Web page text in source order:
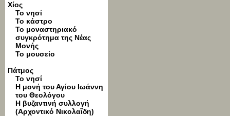
Χίος
Το νησί
Το κάστρο
Το μοναστηριακό
συγκρότημα της Νέας
Μονής
Το μουσείο
Πάτμος
Το νησί
Η μονή του Αγίου Ιωάννη
του Θεολόγου
Η βυζαντινή συλλογή
(Αρχοντικό Νικολαΐδη)